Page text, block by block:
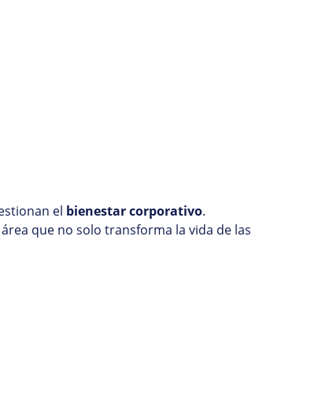
el bienestar corporativo.
que no solo transforma la vida de las